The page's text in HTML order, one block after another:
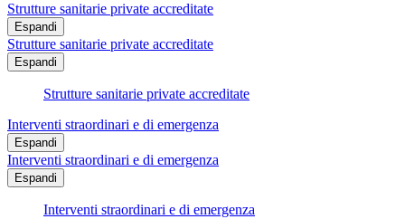
Strutture sanitarie private accreditate
Espandi
Strutture sanitarie private accreditate
Espandi
Strutture sanitarie private accreditate
Interventi straordinari e di emergenza
Espandi
Interventi straordinari e di emergenza
Espandi
Interventi straordinari e di emergenza